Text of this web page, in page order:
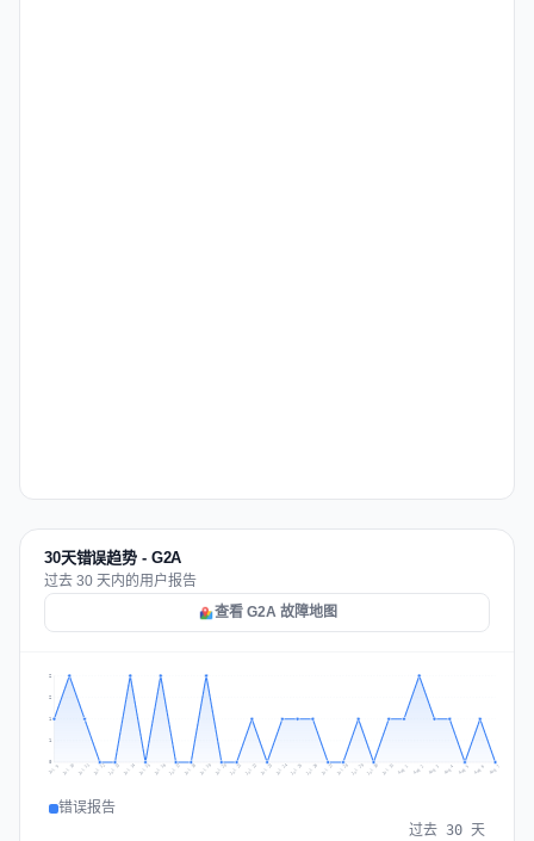
30天错误趋势 - G2A
过去 30 天内的用户报告
查看 G2A 故障地图
1
1
2
2
Jul 9 Jul 10 Jul 11 Jul 12 Jul 13 Jul 14 Jul 15 Jul 16 Jul 17 Jul 18 Jul 19 Jul 20 Jul 21 Jul 22 Jul 23 Jul 24 Jul 25 Jul 26 Jul 27 Jul 28 Jul 29 Jul 30 Jul 31 Aug 1 Aug 2 Aug 3 Aug 4 Aug 5 Aug 6 Aug 7
错误报告
过去 30 天